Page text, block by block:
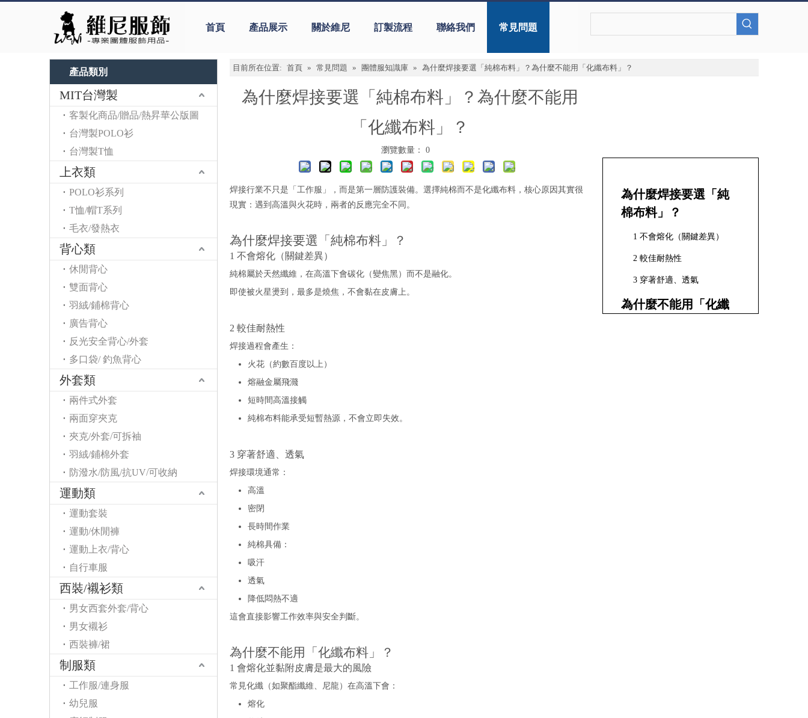
首頁 產品展示 關於維尼 訂製流程 聯絡我們 常見問題
產品類別
MIT台灣製
客製化商品/贈品/熱昇華公版圖
台灣製POLO衫
台灣製T恤
上衣類
POLO衫系列
T恤/帽T系列
毛衣/發熱衣
背心類
休閒背心
雙面背心
羽絨/鋪棉背心
廣告背心
反光安全背心/外套
多口袋/ 釣魚背心
外套類
兩件式外套
兩面穿夾克
夾克/外套/可拆袖
羽絨/鋪棉外套
防潑水/防風/抗UV/可收納
運動類
運動套裝
運動/休閒褲
運動上衣/背心
自行車服
西裝/襯衫類
男女西套外套/背心
男女襯衫
西裝褲/裙
制服類
工作服/連身服
幼兒服
目前所在位置: 首頁 » 常見問題 » 團體服知識庫 » 為什麼焊接要選「純棉布料」？為什麼不能用「化纖布料」？
為什麼焊接要選「純棉布料」？為什麼不能用
「化纖布料」？
瀏覽數量： 0
焊接行業不只是「工作服」，而是第一層防護裝備。選擇純棉而不是化纖布料，核心原因其實很
現實：遇到高溫與火花時，兩者的反應完全不同。
為什麼焊接要選「純棉布料」？
1 不會熔化（關鍵差異）
純棉屬於天然纖維，在高溫下會碳化（變焦黑）而不是融化。
即使被火星燙到，最多是燒焦，不會黏在皮膚上。
2 較佳耐熱性
焊接過程會產生：
火花（約數百度以上）
熔融金屬飛濺
短時間高溫接觸
純棉布料能承受短暫熱源，不會立即失效。
3 穿著舒適、透氣
焊接環境通常：
高溫
密閉
長時間作業
純棉具備：
吸汗
透氣
降低悶熱不適
這會直接影響工作效率與安全判斷。
為什麼不能用「化纖布料」？
1 會熔化並黏附皮膚是最大的風險
常見化纖（如聚酯纖維、尼龍）在高溫下會：
熔化
為什麼焊接要選「純
棉布料」？
1 不會熔化（關鍵差異）
2 較佳耐熱性
3 穿著舒適、透氣
為什麼不能用「化纖